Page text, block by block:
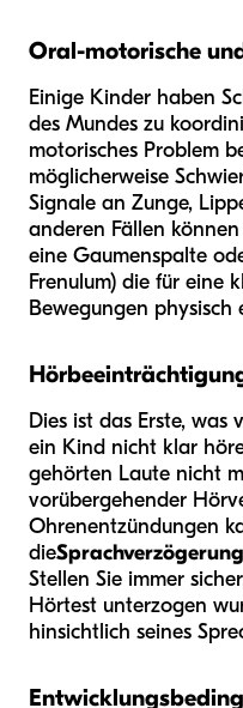
Oral-motorische
Einige Kinder haben
des Mundes zu
motorisches Problem
möglicherweise
Signale an Zunge,
anderen Fällen
eine Gaumenspalte
Frenulum) die für eine
Bewegungen physisch
Dies ist das Erste, was
ein Kind nicht klar
gehörten Laute nicht
vorübergehender
Ohrenentzündungen
die
Stellen Sie immer
Hörtest unterzogen
hinsichtlich seines